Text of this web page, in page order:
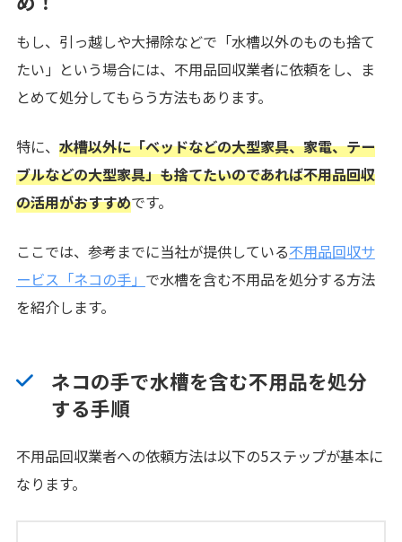
もし、引っ越しや大掃除などで「水槽以外のものも捨て
たい」という場合には、不用品回収業者に依頼をし、ま
とめて処分してもらう方法もあります。
特に、 水槽以外に「ベッドなどの大型家具、家電、テー
ブルなどの大型家具」も捨てたいのであれば不用品回収
の活用がおすすめです。
ここでは、参考までに当社が提供している不用品回収サ
ービス「ネコの手」 で水槽を含む不用品を処分する方法
を紹介します。
ネコの手で水槽を含む不用品を処分
する手順
不用品回収業者への依頼方法は以下の5ステップが基本に
なります。